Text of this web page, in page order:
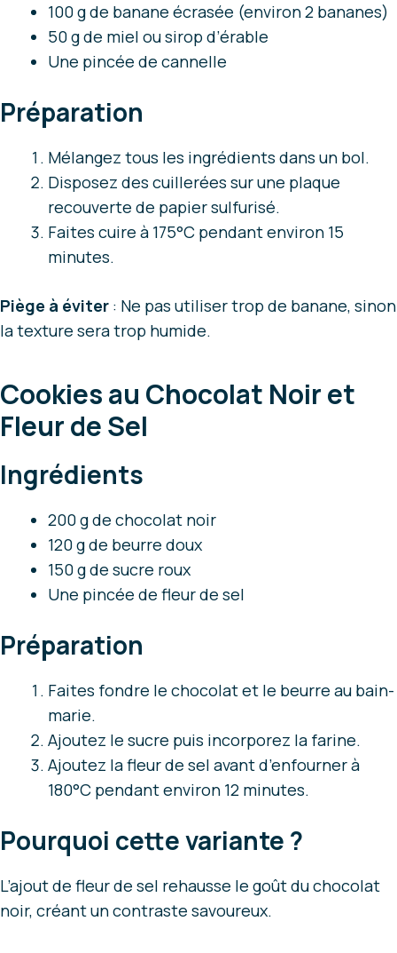
100 g de banane écrasée (environ 2 bananes)
50 g de miel ou sirop d’érable
Une pincée de cannelle
Préparation
Mélangez tous les ingrédients dans un bol.
Disposez des cuillerées sur une plaque
recouverte de papier sulfurisé.
Faites cuire à 175°C pendant environ 15
minutes.
Piège à éviter : Ne pas utiliser trop de banane, sinon
la texture sera trop humide.
Cookies au Chocolat Noir et
Fleur de Sel
Ingrédients
200 g de chocolat noir
120 g de beurre doux
150 g de sucre roux
Une pincée de fleur de sel
Préparation
Faites fondre le chocolat et le beurre au bain-
marie.
Ajoutez le sucre puis incorporez la farine.
Ajoutez la fleur de sel avant d’enfourner à
180°C pendant environ 12 minutes.
Pourquoi cette variante ?
L’ajout de fleur de sel rehausse le goût du chocolat
noir, créant un contraste savoureux.